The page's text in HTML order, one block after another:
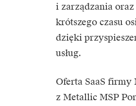
i zarządzania
krótszego czasu
dzięki
usług.
Oferta SaaS firmy
z Metallic MSP